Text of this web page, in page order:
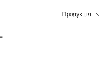
Продукція